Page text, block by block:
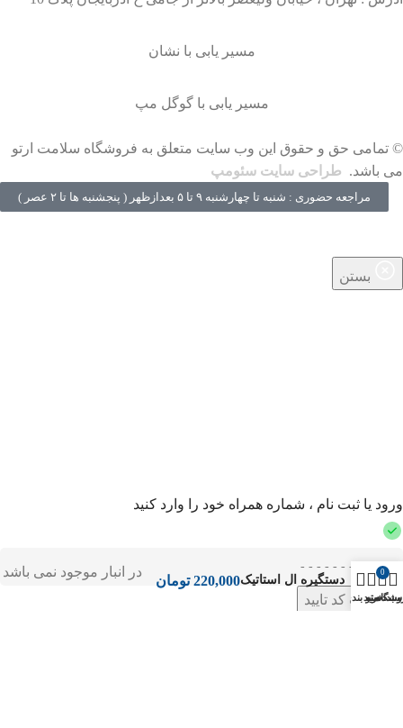
مسیر یابی با نشان
مسیر یابی با گوگل مپ
© تمامی حق و حقوق این وب سایت متعلق به فروشگاه سلامت ارتو
می باشد. طراحی سایت سئومپ
مراجعه حضوری : شنبه تا چهارشنبه ۹ تا ۵ بعدازظهر ( پنجشنبه‌ ها تا ۲ عصر )
دستگیره ال استاتیک220,000 تومان
در انبار موجود نمی باشد
ورود یا ثبت نام ، شماره همراه خود را وارد کنید
دریافت کد تایید
0
سبد خرید
منو
دسته بندی‌ها